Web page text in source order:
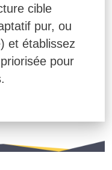
cible
pur, ou
et établissez
pour